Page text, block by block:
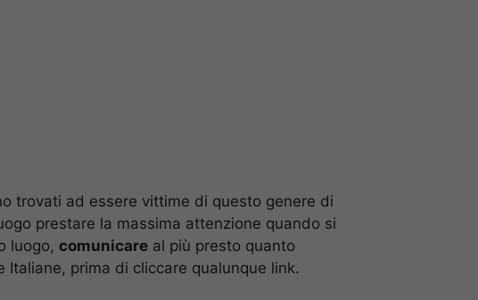
trovati ad essere vittime di questo genere di
prestare la massima attenzione quando si
luogo, comunicare al più presto quanto
prima di cliccare qualunque link.